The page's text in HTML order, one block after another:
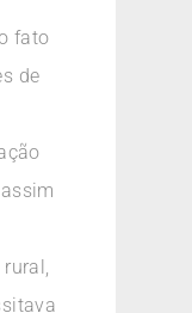
fato
de